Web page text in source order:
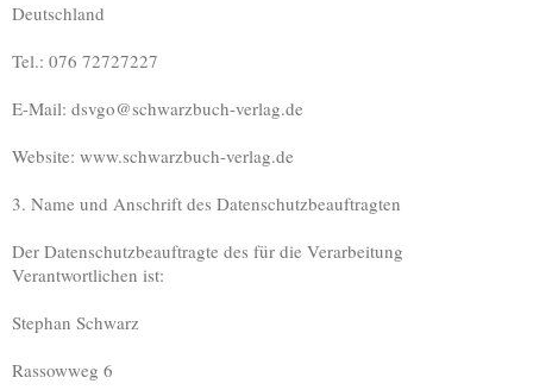
Deutschland
Tel.: 076 72727227
E-Mail: dsvgo@schwarzbuch-verlag.de
Website: www.schwarzbuch-verlag.de
3. Name und Anschrift des Datenschutzbeauftragten
Der Datenschutzbeauftragte des für die Verarbeitung
Verantwortlichen ist:
Stephan Schwarz
Rassowweg 6